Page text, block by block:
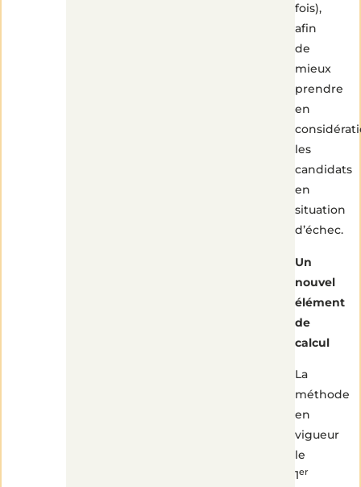
fois),
afin
de
mieux
prendre
en
les
candidats
en
situation
d’échec.
Un
nouvel
élément
de
calcul
La
méthode
en
vigueur
le
1er